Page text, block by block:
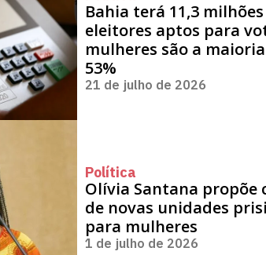
Bahia terá 11,3
eleitores aptos para
mulheres são a
53%
21 de julho de 2026
Política
Olívia Santana propõe
de novas unidades
para mulheres
1 de julho de 2026